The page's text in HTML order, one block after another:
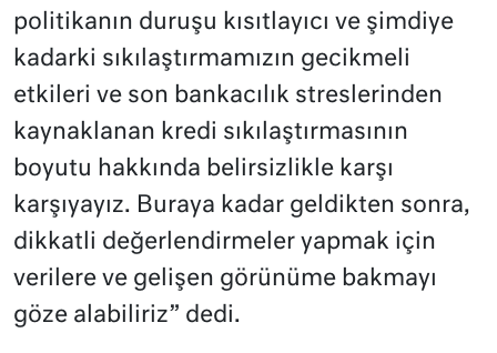
politikanın duruşu kısıtlayıcı ve şimdiye
kadarki sıkılaştırmamızın gecikmeli
etkileri ve son bankacılık streslerinden
kaynaklanan kredi sıkılaştırmasının
boyutu hakkında belirsizlikle karşı
karşıyayız. Buraya kadar geldikten sonra,
dikkatli değerlendirmeler yapmak için
verilere ve gelişen görünüme bakmayı
göze alabiliriz” dedi.